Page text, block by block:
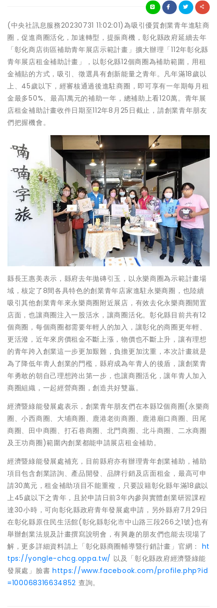
(中央社訊息服務20230731 11:02:01)為吸引優質創業青年進駐商
圈，促進商圈活化，加速轉型，提振商機，彰化縣政府延續去年
「彰化商店街區補助青年展店示範計畫」擴大辦理「112年彰化縣
青年展店租金補助計畫」，以彰化縣12個商圈為補助範圍，用租
金補貼的方式，吸引、徵選具有創新能量之青年。凡年滿18歲以
上、45歲以下，經審核通過後進駐商圈，即可享有一年期每月租
金最多50%、最高1萬元的補助一年，總補助上看120萬。青年展
店租金補助計畫收件日期至112年8月25日截止，請創業青年朋友
們把握機會。
縣長王惠美表示，縣府去年拋磚引玉，以永樂商圈為示範計畫場
域，核定了8間各具特色的創業青年店家進駐永樂商圈，也陸續
吸引其他創業青年來永樂商圈附近展店，有效去化永樂商圈閒置
店面，也讓商圈注入一股活水，讓商圈活化。彰化縣目前共有12
個商圈，每個商圈都需要年輕人的加入，讓彰化的商圈更年輕、
更活潑，近年來房價租金不斷上漲，物價也不斷上升，讓有理想
的青年跨入創業這一步更加艱難，負擔更加沈重，本次計畫就是
為了降低年青人創業的門檻，縣府成為年青人的後盾，讓創業青
年勇敢的朝自己理想跨出第一步，也讓商圈活化，讓年青人加入
商圈組織，一起經營商圈，創造共好雙贏。
經濟暨綠能發展處表示，創業青年朋友們在本縣12個商圈(永樂商
圈、小西商圈、大埔商圈、鹿港老街商圈、鹿港廟口商圈、田尾
商圈、田中商圈、打石巷商圈、北門商圈、北斗商圈、二水商圈
及王功商圈)範圍內創業都能申請展店租金補助。
經濟暨綠能發展處補充，目前縣府亦有辦理青年創業補助，補助
項目包含創業諮詢、產品開發、品牌行銷及店面租金，最高可申
請30萬元，租金補助項目不能重複，只要設籍彰化縣年滿18歲以
上45歲以下之青年，且於申請日前3年內參與實體創業研習課程
達30小時，可向彰化縣政府青年發展處申請，另外縣府7月29日
在彰化縣原住民生活館(彰化縣彰化市中山路三段266之1號)也有
舉辦創業法規及計畫撰寫說明會，有興趣的朋友們也能去現場了
解，更多詳細資料請上「彰化縣商圈輔導暨行銷計畫」官網： ht
tps://yongle-chcg.oppa.tw/ 以及「彰化縣政府經濟暨綠能
發展處」臉書 https://www.facebook.com/profile.php?id
=100068316634852 查詢。